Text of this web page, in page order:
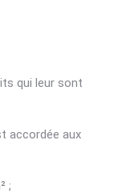
qui leur sont
accordée aux
;